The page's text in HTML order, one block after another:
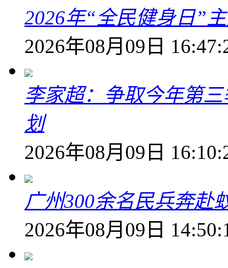
2026年“全民健身日”
2026年08月09日
李家超：争取今年第
划
2026年08月09日
广州300余名民兵奔赴
2026年08月09日